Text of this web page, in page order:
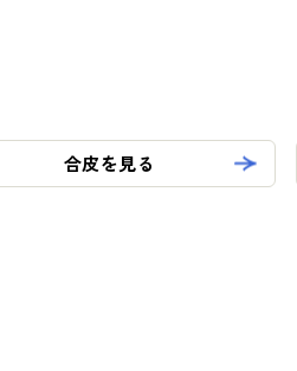
合皮を見る